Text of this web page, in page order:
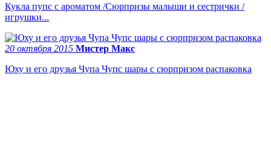
Кукла пупс с ароматом /Сюрпризы малыши и сестрички /
игрушки...
20 октября 2015 Мистер Макс
Юху и его друзья Чупа Чупс шары с сюрпризом распаковка